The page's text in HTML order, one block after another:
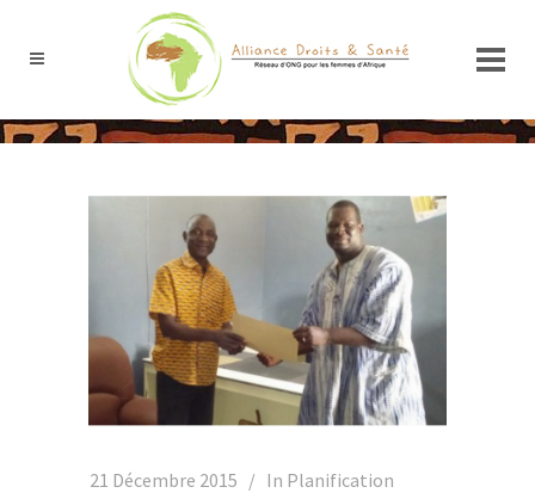
21 Décembre 2015 In Planification